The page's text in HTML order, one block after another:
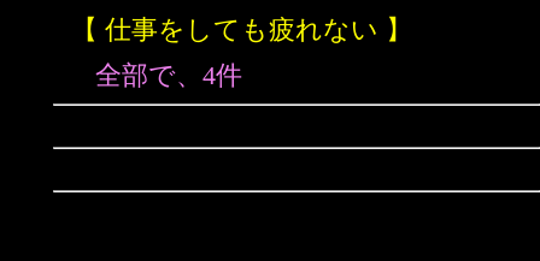
【 仕事をしても疲れない 】
全部で、4件